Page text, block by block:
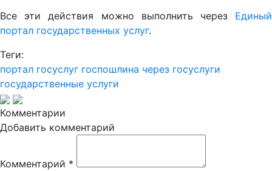
Все эти действия можно выполнить через Единый
портал государственных услуг.
Теги:
портал госуслуг госпошлина через госуслуги
государственные услуги
Комментарии
Добавить комментарий
Комментарий *